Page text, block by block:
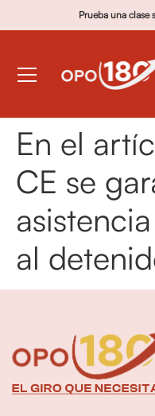
Prueba una clase
En el
CE se
al